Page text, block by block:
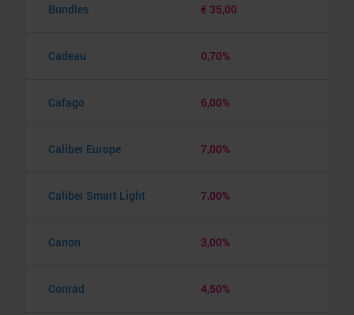
Bundles € 35,00
Cadeau 0,70%
Cafago 6,00%
Caliber Europe 7,00%
Caliber Smart Light 7,00%
Canon 3,00%
Conrad 4,50%